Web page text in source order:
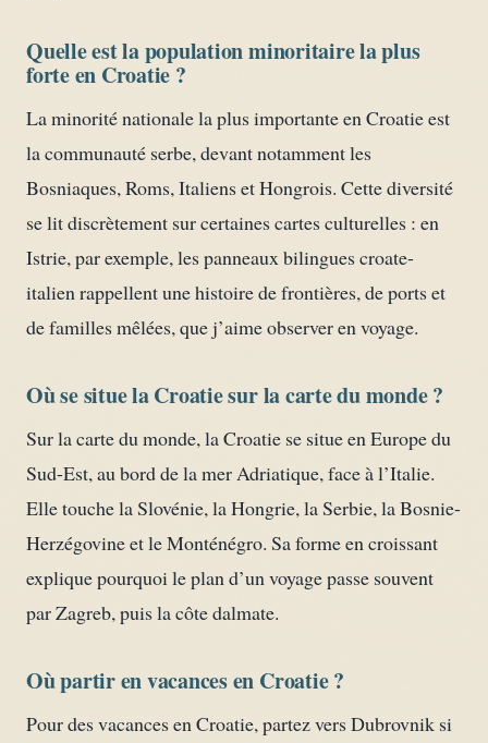
Quelle est la population minoritaire la plus
forte en Croatie ?
La minorité nationale la plus importante en Croatie est
la communauté serbe, devant notamment les
Bosniaques, Roms, Italiens et Hongrois. Cette diversité
se lit discrètement sur certaines cartes culturelles : en
Istrie, par exemple, les panneaux bilingues croate-
italien rappellent une histoire de frontières, de ports et
de familles mêlées, que j’aime observer en voyage.
Où se situe la Croatie sur la carte du monde ?
Sur la carte du monde, la Croatie se situe en Europe du
Sud-Est, au bord de la mer Adriatique, face à l’Italie.
Elle touche la Slovénie, la Hongrie, la Serbie, la Bosnie-
Herzégovine et le Monténégro. Sa forme en croissant
explique pourquoi le plan d’un voyage passe souvent
par Zagreb, puis la côte dalmate.
Où partir en vacances en Croatie ?
Pour des vacances en Croatie, partez vers Dubrovnik si